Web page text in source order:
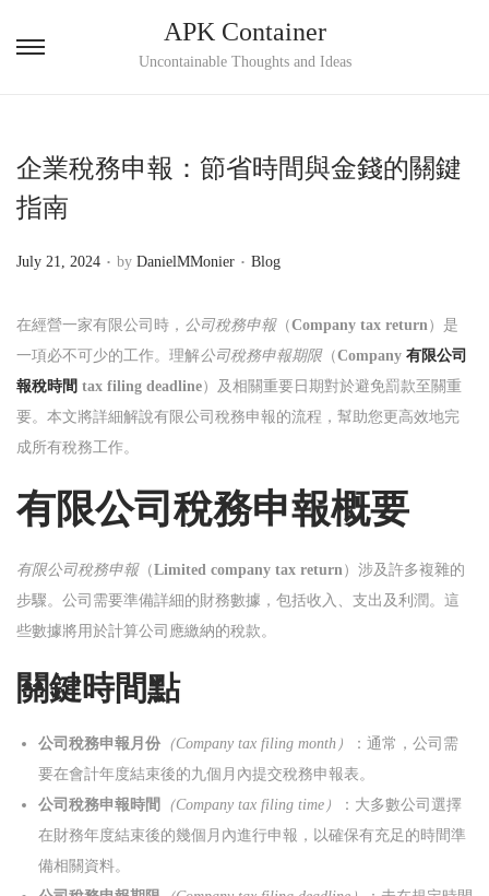
S
t
i
g
a
t
n
S
t
t
e
n
t
APK Container
Uncontainable Thoughts and Ideas
企業稅務申報：節省時間與金錢的關鍵
指南
P
s
t
e
d
o
July 21, 2024 . by DanielMMonier . P
s
t
e
d
Blog
在經營一家有限公司時， 公司稅務申報（Company tax return）是
一項必不可少的工作。理解公司稅務申報期限（Company 有限公司
報稅時間 tax filing deadline）及相關重要日期對於避免罰款至關重
要。本文將詳細解說有限公司稅務申報的流程，幫助您更高效地完
成所有稅務工作。
有限公司稅務申報概要
有限公司稅務申報（Limited company tax return）涉及許多複雜的
步驟。公司需要準備詳細的財務數據，包括收入、支出及利潤。這
些數據將用於計算公司應繳納的稅款。
關鍵時間點
公司稅務申報月份 （Company tax filing month）
：通常，公司需
要在會計年度結束後的九個月內提交稅務申報表。
公司稅務申報時間
（Company tax filing time）
：大多數公司選擇
在財務年度結束後的幾個月內進行申報，以確保有充足的時間準
備相關資料。